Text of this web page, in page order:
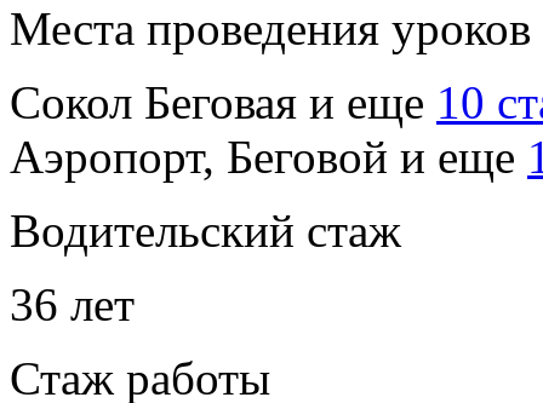
Места проведения уроков
Сокол Беговая и еще 10
Аэропорт, Беговой и еще
Водительский стаж
36 лет
Стаж работы